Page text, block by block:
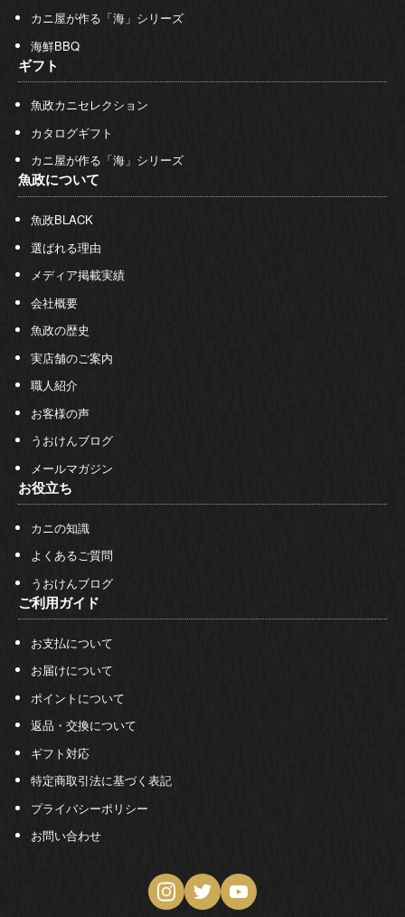
カニ屋が作る「海」シリーズ
海鮮BBQ
ギフト
魚政カニセレクション
カタログギフト
カニ屋が作る「海」シリーズ
魚政について
魚政BLACK
選ばれる理由
メディア掲載実績
会社概要
魚政の歴史
実店舗のご案内
職人紹介
お客様の声
うおけんブログ
メールマガジン
お役立ち
カニの知識
よくあるご質問
うおけんブログ
ご利用ガイド
お支払について
お届けについて
ポイントについて
返品・交換について
ギフト対応
特定商取引法に基づく表記
プライバシーポリシー
お問い合わせ